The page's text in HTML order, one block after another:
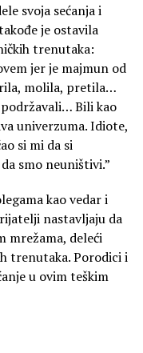
svoja sećanja i
je ostavila
trenutaka:
jer je majmun od
molila, pretila…
Bili kao
univerzuma. Idiote,
si mi da si
smo neuništivi.”
kao vedar i
nastavljaju da
mrežama, deleći
trenutaka. Porodici i
u ovim teškim